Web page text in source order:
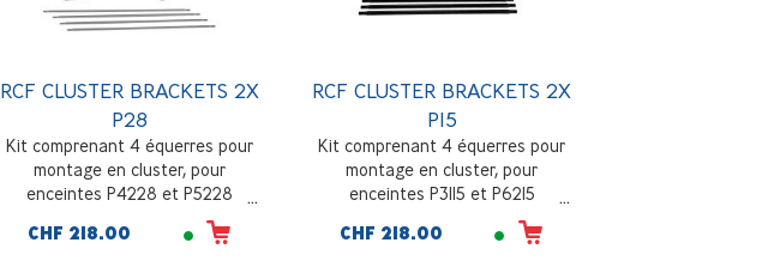
RCF CLUSTER BRACKETS 2X
P28
Kit comprenant 4 équerres pour
montage en cluster, pour
enceintes P4228 et P5228
CHF 218.00
RCF CLUSTER BRACKETS 2X
P15
Kit comprenant 4 équerres pour
montage en cluster, pour
enceintes P3115 et P6215
CHF 218.00